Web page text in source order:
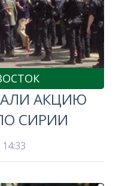
АКЦИЮ
СИРИИ